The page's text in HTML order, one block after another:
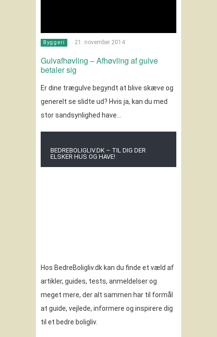
Byggeri 21. november 2014
Gulvafhøvling – Afhøvling af gulve
betaler sig
Er dine trægulve begyndt at blive skæve og
generelt se slidte ud? Hvis ja, kan du med
stor sandsynlighed have…
BEDREBOLIGLIV.DK – TIL DIG DER
ELSKER HUS OG HAVE!
Hos BedreBoligliv.dk kan du finde et væld af
artikler, guides, tests, anmeldelser og
meget mere, der alt sammen har til formål
at guide, vejlede, informere og inspirere dig
til et bedre boligliv.